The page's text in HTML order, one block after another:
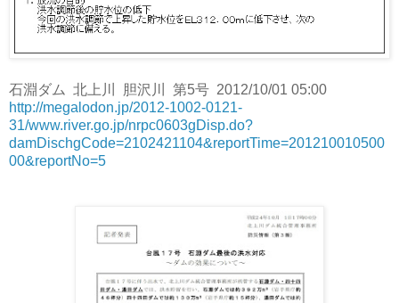
石淵ダム 北上川 胆沢川 第5号 2012/10/01 05:00
http://megalodon.jp/2012-1002-0121-
31/www.river.go.jp/nrpc0603gDisp.do?
damDischgCode=2102421104&reportTime=201210010500
00&reportNo=5